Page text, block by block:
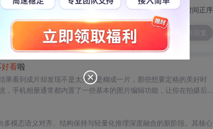
切换为时间正序
好看啦
看到成片却发现不是太亮就是糊成一片，那些想要定格的美好时
手机相册通常都内置了一些基本的图片编辑功能，让你在拍摄后就
瑕疵等。❀选择喜欢的滤镜效果，可以尝试不同的风格，以此找到
模态语义对齐、结构保持与轻量化推理深度融合的新阶段。其核心